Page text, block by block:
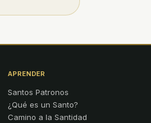
APRENDER
Santos Patronos
¿Qué es un Santo?
Camino a la Santidad